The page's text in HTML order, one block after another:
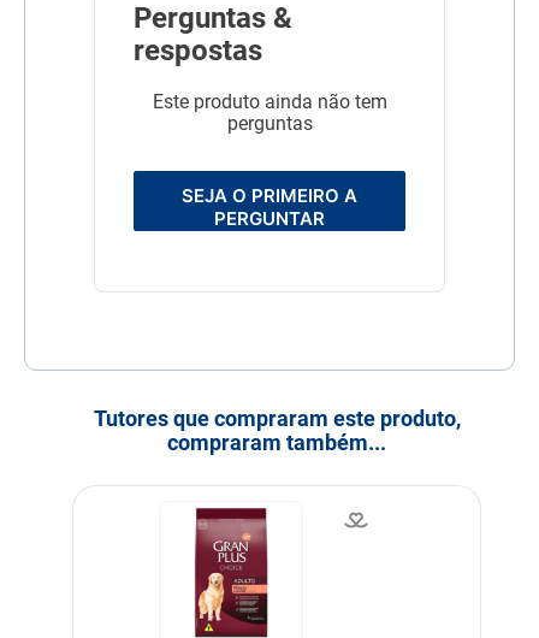
Perguntas &
respostas
Este produto ainda não tem
perguntas
SEJA O PRIMEIRO A
PERGUNTAR
Tutores que compraram este produto,
compraram também...